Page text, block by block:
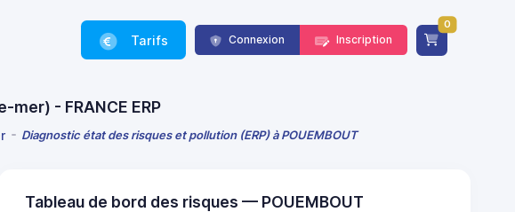
Tarifs Connexion Inscription
0
mer) - FRANCE ERP
Diagnostic état des risques et pollution (ERP) à POUEMBOUT
Tableau de bord des risques — POUEMBOUT